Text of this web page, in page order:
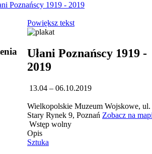
Poznańscy 1919 - 2019
Powiększ tekst
Ułani Poznańscy 1919 -
2019
13.04 – 06.10.2019
Wielkopolskie Muzeum Wojskowe, ul.
Stary Rynek 9, Poznań Zobacz na
Wstęp wolny
Opis
Sztuka